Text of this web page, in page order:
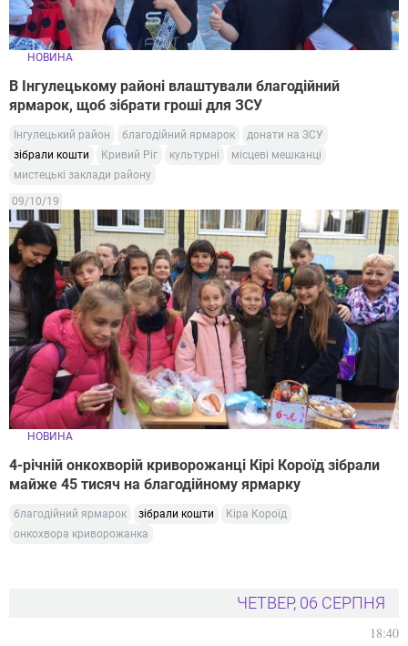
НОВИНА
В Інгулецькому районі влаштували благодійний
ярмарок, щоб зібрати гроші для ЗСУ
Інгулецький район благодійний ярмарок
донати на ЗСУ
зібрали кошти
Кривий Ріг культурні
місцеві мешканці
мистецькі заклади району
09/10/19
НОВИНА
4-річній онкохворій криворожанці Кірі Короїд зібрали
майже 45 тисяч на благодійному ярмарку
благодійний ярмарок зібрали кошти
Кіра Короїд
онкохвора криворожанка
ЧЕТВЕР, 06 СЕРПНЯ
18:40